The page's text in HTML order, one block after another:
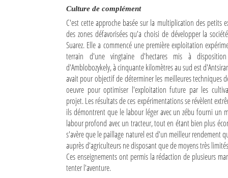
Culture de complément
C'est cette approche basée sur la multiplication des petits
des zones défavorisées qu'a choisi de développer la
Suarez. Elle a commencé une première exploitation
terrain d'une vingtaine d'hectares mis à
d'Amblobozykely, à cinquante kilomètres au sud est
avait pour objectif de déterminer les meilleures techniques
oeuvre pour optimiser l'exploitation future par les
projet. Les résultats de ces expérimentations se révèlent
ils démontrent que le labour léger avec un zébu fourni un
labour profond avec un tracteur, tout en étant bien plus
s'avère que le paillage naturel est d'un meilleur rendement
auprès d'agriculteurs ne disposant que de moyens très
Ces enseignements ont permis la rédaction de plusieurs
tenter l'aventure.